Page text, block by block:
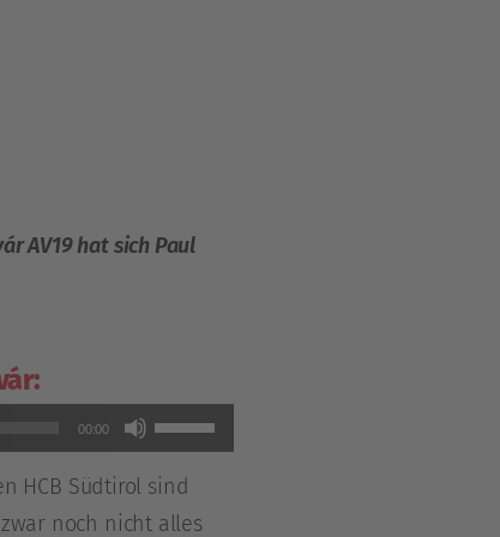
AV19 hat sich Paul
00:00
Pfeiltasten
Hoch/Runter
benutzen,
HCB Südtirol sind
noch nicht alles